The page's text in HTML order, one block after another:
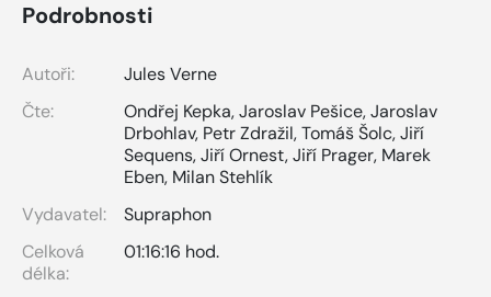
Podrobnosti
Autoři:
Jules Verne
Čte:
Ondřej Kepka,Jaroslav Pešice,Jaroslav
Drbohlav, Petr Zdražil,Tomáš Šolc,Jiří
Sequens,Jiří Ornest,Jiří Prager, Marek
Eben, Milan Stehlík
Vydavatel:
Supraphon
Celková
délka:
01:16:16 hod.